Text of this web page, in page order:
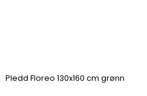
Pledd Floreo 130x160 cm grønn